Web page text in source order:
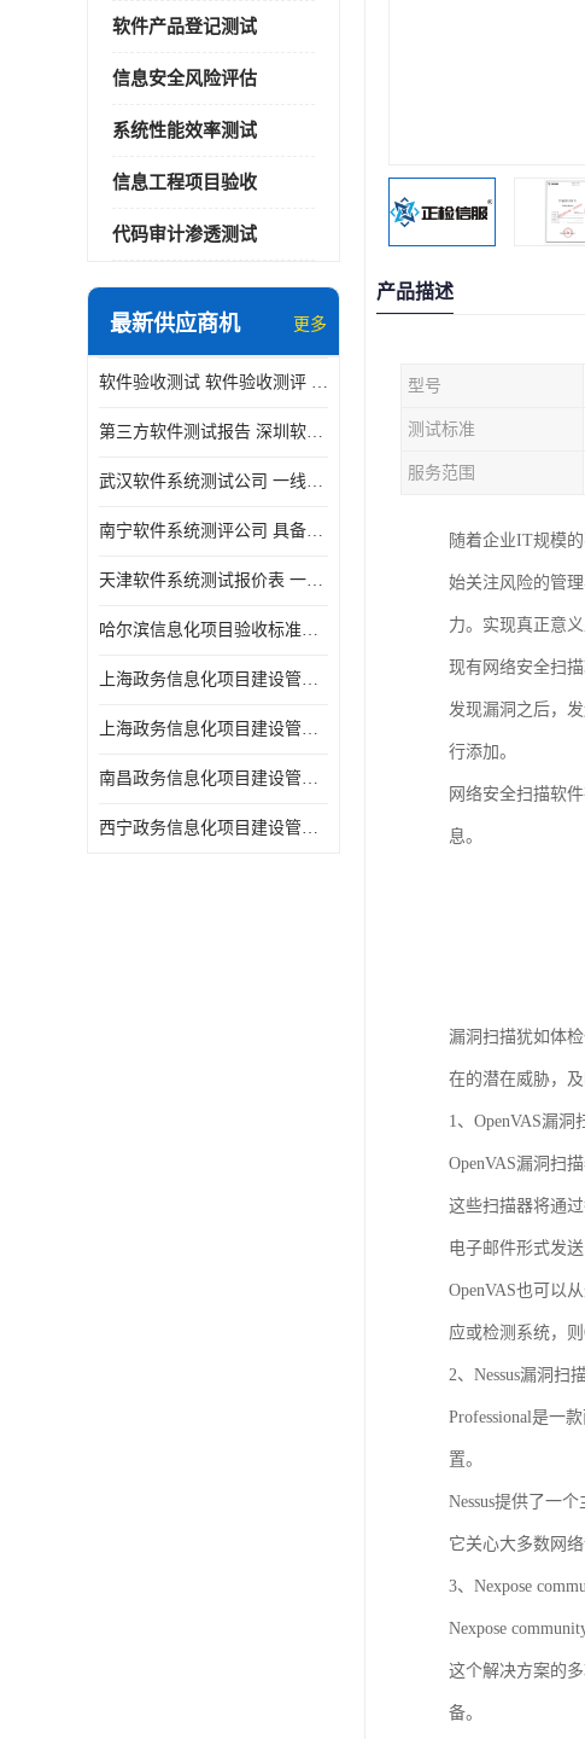
软件产品登记测试
信息安全风险评估
系统性能效率测试
信息工程项目验收
代码审计渗透测试
最新供应商机 更多
软件验收测试 软件验收测评 软件确认测试标准及测试方法
第三方软件测试报告 深圳软件测评报告 安全验收测试报告
武汉软件系统测试公司 一线实验室 测试大概是需要多久时间呢
南宁软件系统测评公司 具备CMA/CNAS资质 出具正规测试报告
天津软件系统测试报价表 一线实验室 了解更多的测试信息
哈尔滨信息化项目验收标准单位
上海政务信息化项目建设管理办法价格
上海政务信息化项目建设管理办法机构
南昌政务信息化项目建设管理办法实验室
西宁政务信息化项目建设管理办法报告
产品描述
型号
测试标准
服务范围
随着企业IT规模
始关注风险的管
力。实现真正意
现有网络安全扫
发现漏洞之后，
行添加。
网络安全扫描软
息。
漏洞扫描犹如体
在的潜在威胁，
1、OpenVAS漏洞
OpenVAS漏洞扫
这些扫描器将通
电子邮件形式发
OpenVAS也可以
应或检测系统，
2、Nessus漏洞扫
Professional是一
置。
Nessus提供了一
它关心大多数网
3、Nexpose
Nexpose
这个解决方案的
备。